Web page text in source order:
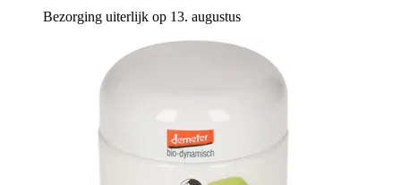
Bezorging uiterlijk op 13. augustus